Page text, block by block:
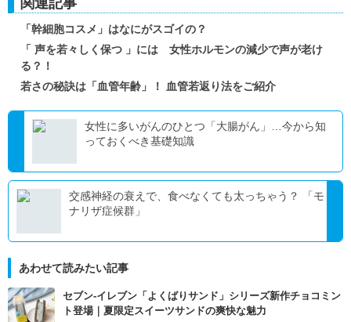
関連記事
「幹細胞コスメ」はなにがスゴイの？
「 声を若々しく保つ 」には 女性ホルモンの減少で声が老け
る？！
若さの秘訣は「血管年齢」！ 血管若返り法をご紹介
女性に多いがんのひとつ「大腸がん」…今から知
っておくべき基礎知識
交感神経の衰えで、食べなくても太っちゃう？ 「モ
ナリザ症候群」
あわせて読みたい記事
セブン‐イレブン「よくばりサンド」シリーズ新作チョコミン
ト登場｜夏限定スイーツサンドの爽快な魅力